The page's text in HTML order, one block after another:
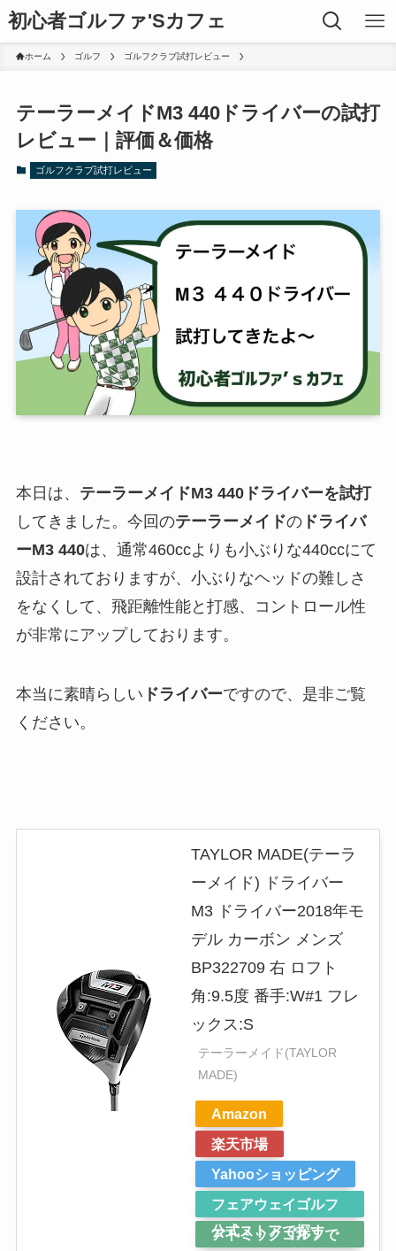
初心者ゴルファ'Sカフェ
ホーム ゴルフ ゴルフクラブ試打レビュー
テーラーメイドM3 440ドライバーの試打
レビュー｜評価＆価格
ゴルフクラブ試打レビュー
本日は、 テーラーメイドM3 440ドライバーを試打
してきました。今回のテーラーメイドのドライバ
ーM3 440は、通常460ccよりも小ぶりな440ccにて
設計されておりますが、小ぶりなヘッドの難しさ
をなくして、飛距離性能と打感、コントロール性
が非常にアップしております。
本当に素晴らしい ドライバーですので、是非ご覧
ください。
TAYLOR MADE(テーラ
ーメイド) ドライバー
M3 ドライバー2018年モ
デル カーボン メンズ
BP322709 右 ロフト
角:9.5度 番手:W#1 フレ
ックス:S
テーラーメイド(TAYLOR
MADE)
Amazon
楽天市場
Yahooショッピング
フェアウェイゴルフ
公式ストアで探す
アトミックゴルフで